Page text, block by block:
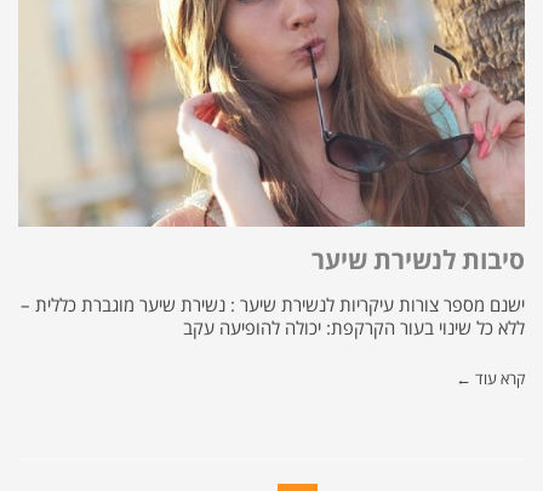
סיבות לנשירת שיער
ישנם מספר צורות עיקריות לנשירת שיער : נשירת שיער מוגברת כללית –
ללא כל שינוי בעור הקרקפת: יכולה להופיעה עקב
קרא עוד ←